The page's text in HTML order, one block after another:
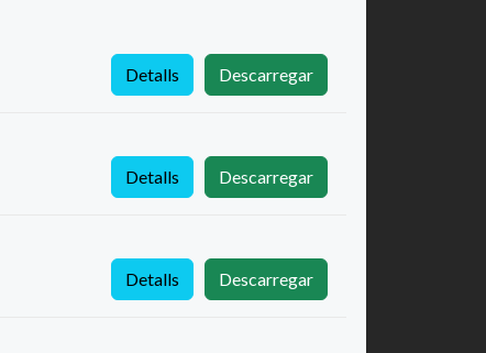
Descarregar
Detalls
Descarregar
Detalls
Descarregar
Detalls